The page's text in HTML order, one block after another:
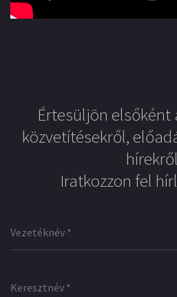
Értesüljön elsőként
közvetítésekről,
Iratkozzon fel